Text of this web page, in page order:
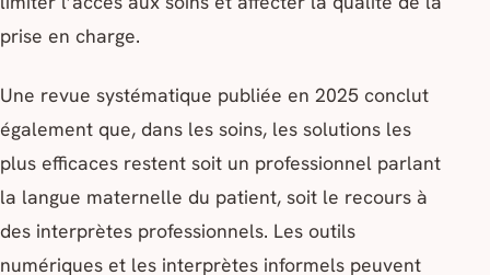
prise en charge.
Une revue systématique publiée en 2025 conclut
également que, dans les soins, les solutions les
plus efficaces restent soit un professionnel parlant
la langue maternelle du patient, soit le recours à
des interprètes professionnels. Les outils
numériques et les interprètes informels peuvent